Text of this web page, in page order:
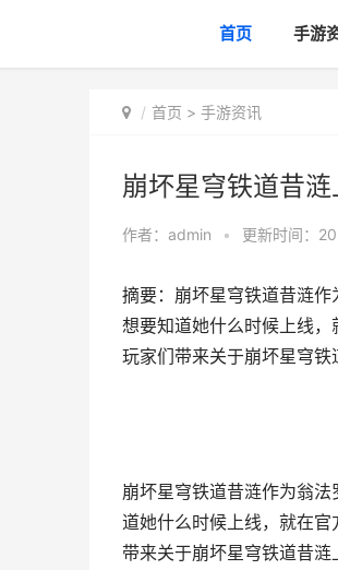
首页 手游
首页 > 手游资讯
崩坏星穹铁道昔
作者： admin • 更新时间：
摘要：崩坏星穹铁道昔涟
想要知道她什么时候上线
玩家们带来关于崩坏星穹
崩坏星穹铁道昔涟作为翁
道她什么时候上线，就在
带来关于崩坏星穹铁道昔涟